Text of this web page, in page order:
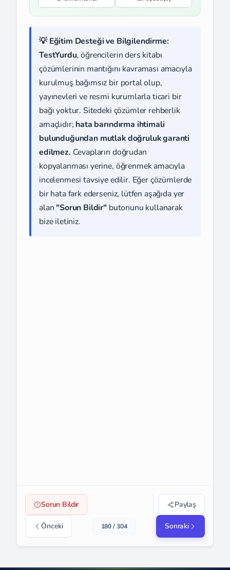
💡 Eğitim Desteği ve Bilgilendirme:
TestYurdu, öğrencilerin ders kitabı
çözümlerinin mantığını kavraması amacıyla
kurulmuş bağımsız bir portal olup,
yayınevleri ve resmi kurumlarla ticari bir
bağı yoktur. Sitedeki çözümler rehberlik
amaçlıdır; hata barındırma ihtimali
bulunduğundan mutlak doğruluk garanti
edilmez. Cevapların doğrudan
kopyalanması yerine, öğrenmek amacıyla
incelenmesi tavsiye edilir. Eğer çözümlerde
bir hata fark ederseniz, lütfen aşağıda yer
alan "Sorun Bildir" butonunu kullanarak
bize iletiniz.
Sorun Bildir Paylaş
Önceki 180 / 304 Sonraki